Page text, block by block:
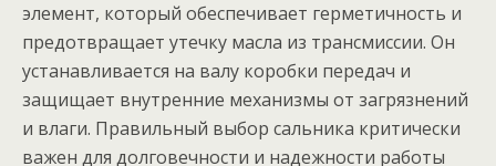
элемент, который обеспечивает герметичность и
предотвращает утечку масла из трансмиссии. Он
устанавливается на валу коробки передач и
защищает внутренние механизмы от загрязнений
и влаги. Правильный выбор сальника критически
важен для долговечности и надежности работы